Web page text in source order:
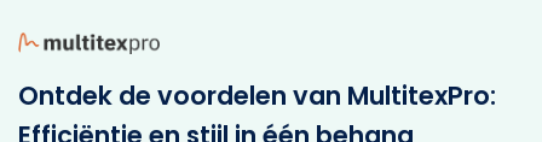
Ontdek de voordelen van MultitexPro: